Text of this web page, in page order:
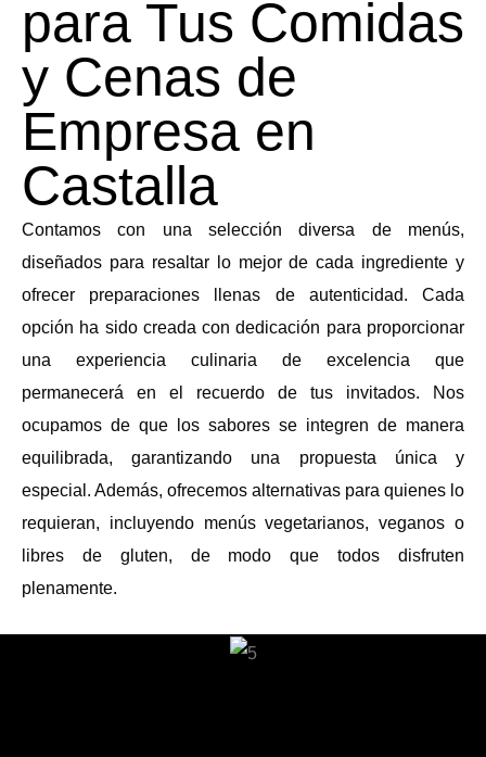
para Tus Comidas
y Cenas de
Empresa en
Castalla
Contamos con una selección diversa de menús,
diseñados para resaltar lo mejor de cada ingrediente y
ofrecer preparaciones llenas de autenticidad. Cada
opción ha sido creada con dedicación para proporcionar
una experiencia culinaria de excelencia que
permanecerá en el recuerdo de tus invitados. Nos
ocupamos de que los sabores se integren de manera
equilibrada, garantizando una propuesta única y
especial. Además, ofrecemos alternativas para quienes lo
requieran, incluyendo menús vegetarianos, veganos o
libres de gluten, de modo que todos disfruten
plenamente.